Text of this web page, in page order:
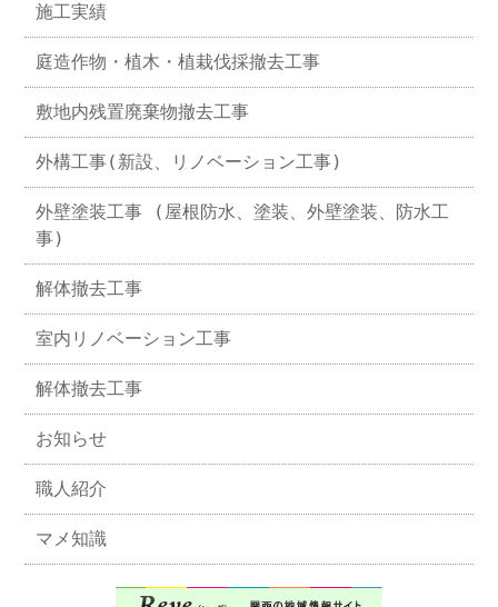
施工実績
庭造作物・植木・植栽伐採撤去工事
敷地内残置廃棄物撤去工事
外構工事(新設、リノベーション工事)
外壁塗装工事 (屋根防水、塗装、外壁塗装、防水工
事)
解体撤去工事
室内リノベーション工事
解体撤去工事
お知らせ
職人紹介
マメ知識